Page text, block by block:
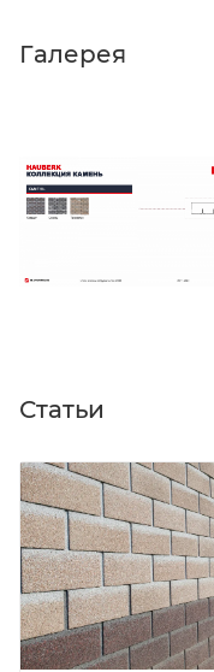
Галерея
Статьи